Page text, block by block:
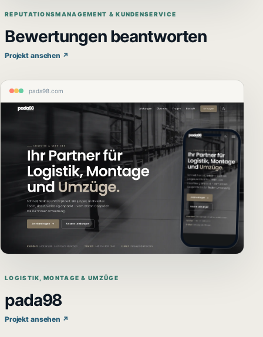
REPUTATIONSMANAGEMENT & KUNDENSERVICE
Bewertungen beantworten
Projekt ansehen ↗
pada98.com
LOGISTIK, MONTAGE & UMZÜGE
pada98
Projekt ansehen ↗